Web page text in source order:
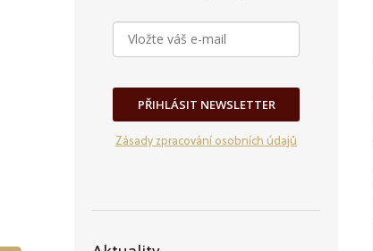
PŘIHLÁSIT NEWSLETTER
Zásady zpracování osobních údajů